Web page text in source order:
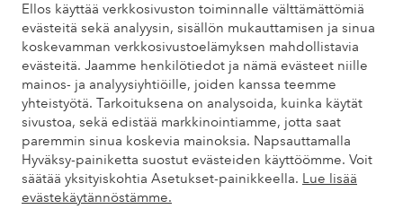
Ellos käyttää verkkosivuston toiminnalle välttämättömiä
evästeitä sekä analyysin, sisällön mukauttamisen ja sinua
koskevamman verkkosivustoelämyksen mahdollistavia
evästeitä. Jaamme henkilötiedot ja nämä evästeet niille
mainos- ja analyysiyhtiöille, joiden kanssa teemme
yhteistyötä. Tarkoituksena on analysoida, kuinka käytät
sivustoa, sekä edistää markkinointiamme, jotta saat
paremmin sinua koskevia mainoksia. Napsauttamalla
Hyväksy-painiketta suostut evästeiden käyttöömme. Voit
säätää yksityiskohtia Asetukset-painikkeella. Lue lisää
evästekäytännöstämme.
Tarvitsetko apua?
Löydät vastaukset useimmin kysyttyihin kysymyksiin usein
kysytyistä kysymyksistä. Löydät myös tietoa siitä, miten voit ottaa
meihin yhteyttä.
Asiakaspalvelu Tilaukset Maksutavat
Omat sivut